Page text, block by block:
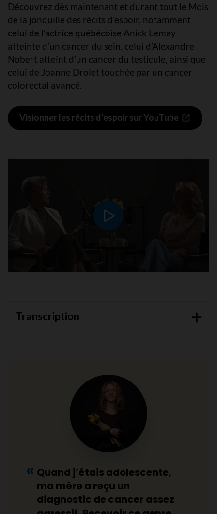
Découvrez dès maintenant et durant tout le Mois
de la jonquille des récits d’espoir, notamment
celui de l’actrice québécoise Anick Lemay
atteinte d’un cancer du sein, celui d’Alexandre
Nobert atteint d’un cancer du testicule, ainsi que
celui de Joanne Drolet touchée par un cancer
colorectal avancé.
Visionner les récits d’espoir sur YouTube
Lire le vidéo
Transcription
Quand j’étais adolescente,
ma mère a reçu un
diagnostic de cancer assez